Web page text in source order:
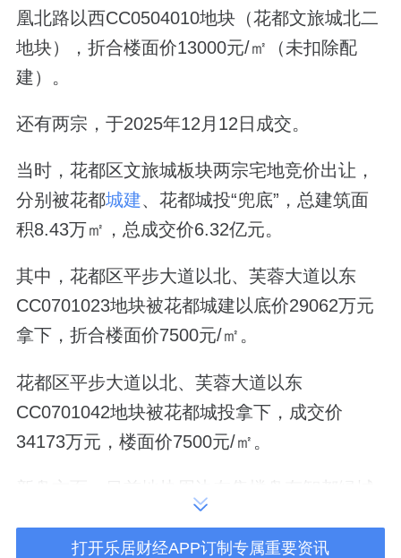
凰北路以西CC0504010地块（花都文旅城北二
地块），折合楼面价13000元/㎡（未扣除配
建）。
还有两宗，于2025年12月12日成交。
当时，花都区文旅城板块两宗宅地竞价出让，
分别被花都城建、花都城投“兜底”，总建筑面
积8.43万㎡，总成交价6.32亿元。
其中，花都区平步大道以北、芙蓉大道以东
CC0701023地块被花都城建以底价29062万元
拿下，折合楼面价7500元/㎡。
花都区平步大道以北、芙蓉大道以东
CC0701042地块被花都城投拿下，成交价
34173万元，楼面价7500元/㎡。
凤凰于飛、颐安俪都府、保利上宸等，参考均
价1.8-2.3万元/㎡（数据来源：贝壳找房）。
打开乐居财经APP订制专属重要资讯